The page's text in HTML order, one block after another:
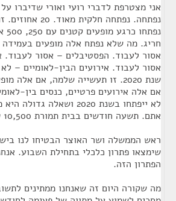
אני מצטרפת לדברי רועי ואורי שדיברו
נפתחה. נפתחה חלקית
חריג. מה שלא נפתח אלה מופעים בעמידה
אסור לעבוד. הפסטיבלים – אסור לעבוד.
אסור לעבוד. אירועים הבין-לאומיים –
שנת 2020. זו תעשייה שלמה, אם אלה
אם אלה אירועים פרטיים, כנסים בין-
לא ייפתחו בשנת 2020 ושאלה
אתם. תשעה חודשים בבית תמורת 10,500 שקלים.
ראש הממשלה ושר האוצר הבטיחו לנו
שימצאו פתרון כלכלי בתחילת השבוע.
הפתרון הזה.
מה שקורה היום זה שאנחנו ממתינים